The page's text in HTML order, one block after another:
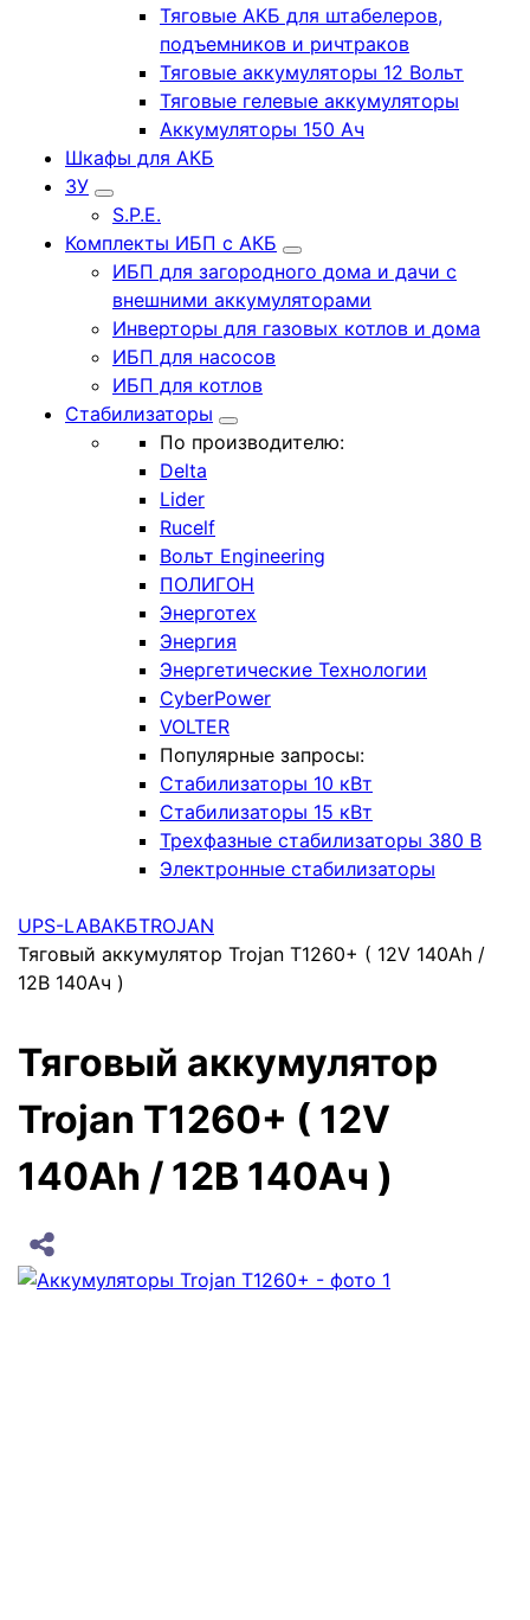
Тяговые АКБ для штабелеров,
подъемников и ричтраков
Тяговые аккумуляторы 12 Вольт
Тяговые гелевые аккумуляторы
Аккумуляторы 150 Ач
Шкафы для АКБ
ЗУ
S.P.E.
Комплекты ИБП с АКБ
ИБП для загородного дома и дачи с
внешними аккумуляторами
Инверторы для газовых котлов и дома
ИБП для насосов
ИБП для котлов
Стабилизаторы
По производителю:
Delta
Lider
Rucelf
Вольт Engineering
ПОЛИГОН
Энерготех
Энергия
Энергетические Технологии
CyberPower
VOLTER
Популярные запросы:
Стабилизаторы 10 кВт
Стабилизаторы 15 кВт
Трехфазные стабилизаторы 380 В
Электронные стабилизаторы
UPS-LABАКБTROJAN
Тяговый аккумулятор Trojan T1260+ ( 12V 140Ah /
12В 140Ач )
Тяговый аккумулятор
Trojan T1260+ ( 12V
140Ah / 12В 140Ач )